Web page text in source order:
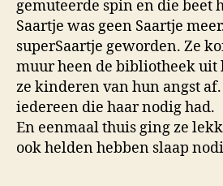
gemuteerde spin en die beet
Saartje was geen Saartje
superSaartje geworden. Ze
muur heen de bibliotheek uit
ze kinderen van hun angst
iedereen die haar nodig had.
En eenmaal thuis ging ze
ook helden hebben slaap